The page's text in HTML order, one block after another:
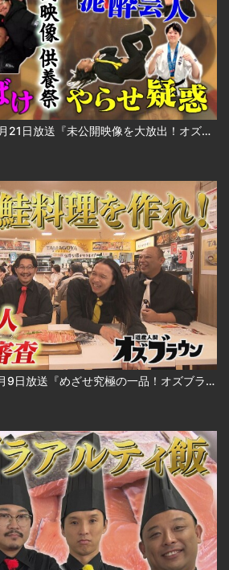
オズブラウン #86 12月21日放送『未公開映像を大放出！オズブラ供養祭 2025 冬』
オズブラウン #80 11月9日放送『めざせ究極の一品！オズブラアルティ飯（前編）』